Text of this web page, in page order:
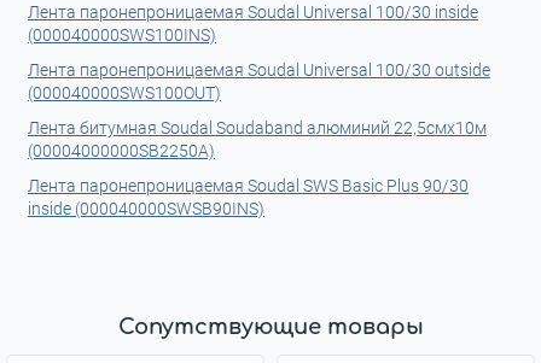
Лента паронепроницаемая Soudal Universal 100/30 inside
(000040000SWS100INS)
Лента паронепроницаемая Soudal Universal 100/30 outside
(000040000SWS100OUT)
Лента битумная Soudal Soudaband алюминий 22,5смx10м
(00004000000SB2250A)
Лента паронепроницаемая Soudal SWS Basic Plus 90/30
inside (000040000SWSB90INS)
Сопутствующие товары